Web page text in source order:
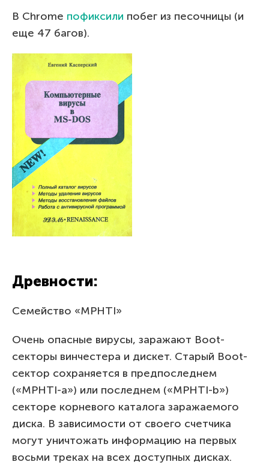
В Chrome пофиксили побег из песочницы (и
еще 47 багов).
Древности:
Семейство «MPHTI»
Очень опасные вирусы, заражают Boot-
секторы винчестера и дискет. Старый Boot-
сектор сохраняется в предпоследнем
(«MPHTI-a») или последнем («MPHTI-b»)
секторе корневого каталога заражаемого
диска. В зависимости от своего счетчика
могут уничтожать информацию на первых
восьми треках на всех доступных дисках.